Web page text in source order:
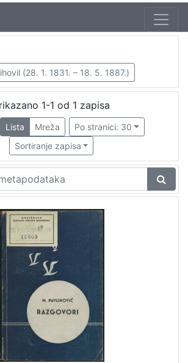
(28. 1. 1831. – 18. 5. 1887.)
1-1 od 1 zapisa
Lista Mreža
Po stranici: 30
Sortiranje zapisa